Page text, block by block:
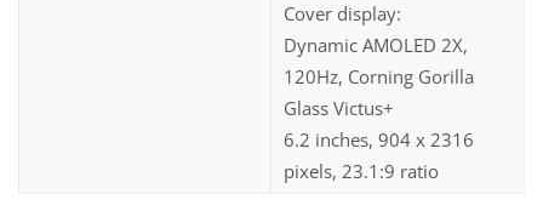
Cover display:
Dynamic AMOLED 2X,
120Hz, Corning Gorilla
Glass Victus+
6.2 inches, 904 x 2316
pixels, 23.1:9 ratio